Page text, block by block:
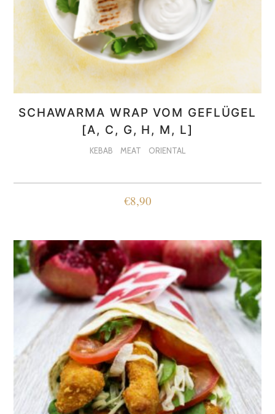
SCHAWARMA WRAP VOM GEFLÜGEL
[A, C, G, H, M, L]
KEBAB MEAT ORIENTAL
€8,90